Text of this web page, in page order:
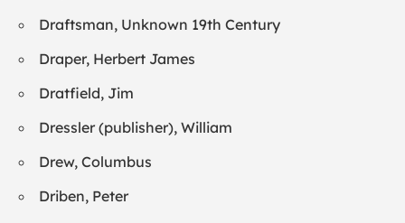
Draftsman, Unknown 19th Century
Draper, Herbert James
Dratfield, Jim
Dressler (publisher), William
Drew, Columbus
Driben, Peter